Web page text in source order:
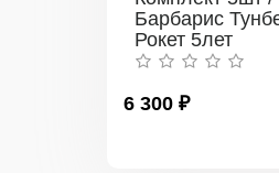
Барбарис
Рокет 5лет
6 300 ₽